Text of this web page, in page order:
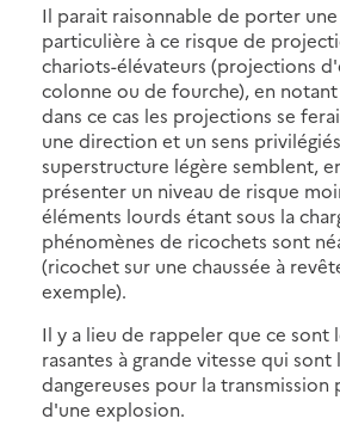
Il parait raisonnable de porter
particulière à ce risque de
chariots-élévateurs (projections
colonne ou de fourche), en
dans ce cas les projections se
une direction et un sens
superstructure légère semblent,
présenter un niveau de risque
éléments lourds étant sous la
phénomènes de ricochets sont
(ricochet sur une chaussée à
exemple).
Il y a lieu de rappeler que ce sont
rasantes à grande vitesse qui sont
dangereuses pour la transmission
d'une explosion.